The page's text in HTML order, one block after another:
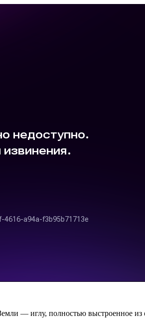
— иглу, полностью выстроенное из